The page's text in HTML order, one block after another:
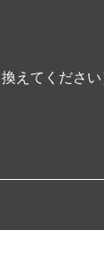
えてください